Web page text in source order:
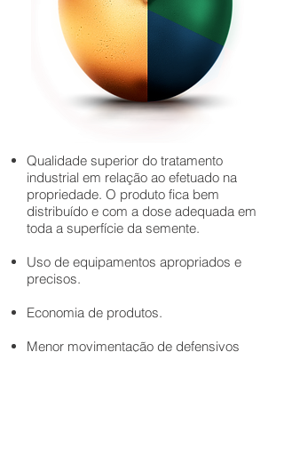
Qualidade superior do tratamento
industrial em relação ao efetuado na
propriedade. O produto fica bem
distribuído e com a dose adequada em
toda a superfície da semente.
Uso de equipamentos apropriados e
precisos.
Economia de produtos.
Menor movimentação de defensivos